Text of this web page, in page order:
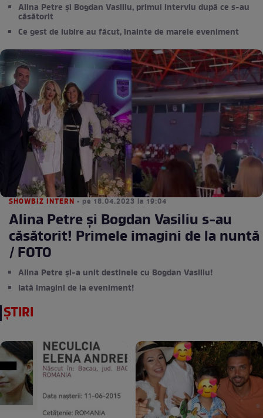
Alina Petre și Bogdan Vasiliu, primul interviu după ce s-au
căsătorit
Ce gest de iubire au făcut, înainte de marele eveniment
SHOWBIZ INTERN • pe 18.04.2023 la 19:04
Alina Petre și Bogdan Vasiliu s-au
căsătorit! Primele imagini de la nuntă
/ FOTO
Alina Petre și-a unit destinele cu Bogdan Vasiliu!
Iată imagini de la eveniment!
ȘTIRI